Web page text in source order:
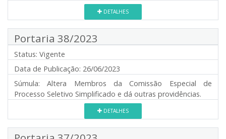
DETALHES
Portaria 38/2023
Status: Vigente
Data de Publicação: 26/06/2023
Súmula: Altera Membros da Comissão Especial de
Processo Seletivo Simplificado e dá outras providências.
DETALHES